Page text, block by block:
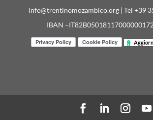
info@trentinomozambico.org | Tel +39
IBAN